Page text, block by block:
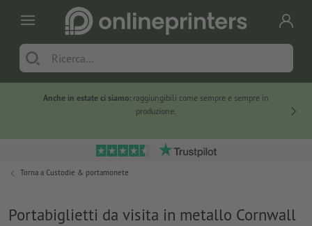
Anche in estate ci siamo: raggiungibili come sempre e sempre in
produzione.
Torna a Custodie & portamonete
Portabiglietti da visita in metallo Cornwall